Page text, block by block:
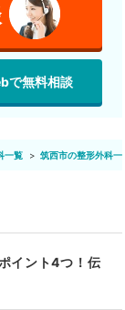
で無料相談
一覧 筑西市の整形外科一
イント4つ！伝